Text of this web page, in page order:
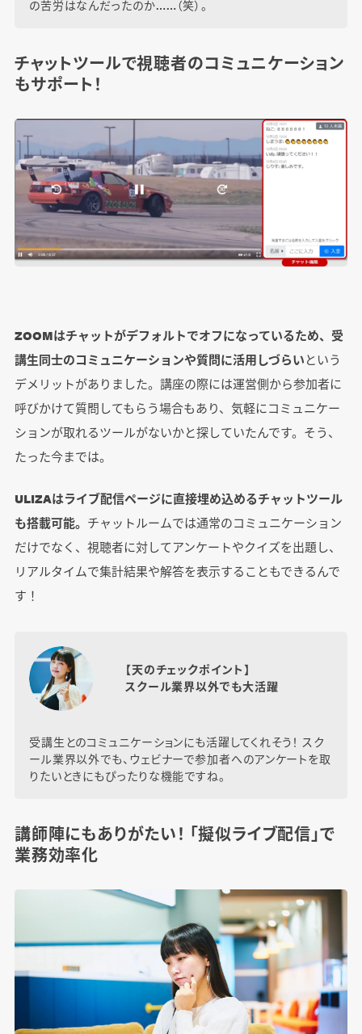
の苦労はなんだったのか……（笑）。
チャットツールで視聴者のコミュニケーション
もサポート！
ZOOMはチャットがデフォルトでオフになっているため、受
講生同士のコミュニケーションや質問に活用しづらいという
デメリットがありました。講座の際には運営側から参加者に
呼びかけて質問してもらう場合もあり、気軽にコミュニケー
ションが取れるツールがないかと探していたんです。そう、
たった今までは。
ULIZAはライブ配信ページに直接埋め込めるチャットツール
も搭載可能。 チャットルームでは通常のコミュニケーション
だけでなく、視聴者に対してアンケートやクイズを出題し、
リアルタイムで集計結果や解答を表示することもできるんで
す！
【天のチェックポイント】
スクール業界以外でも大活躍
受講生とのコミュニケーションにも活躍してくれそう！ スク
ール業界以外でも、ウェビナーで参加者へのアンケートを取
りたいときにもぴったりな機能ですね。
講師陣にもありがたい！ 「擬似ライブ配信」で
業務効率化